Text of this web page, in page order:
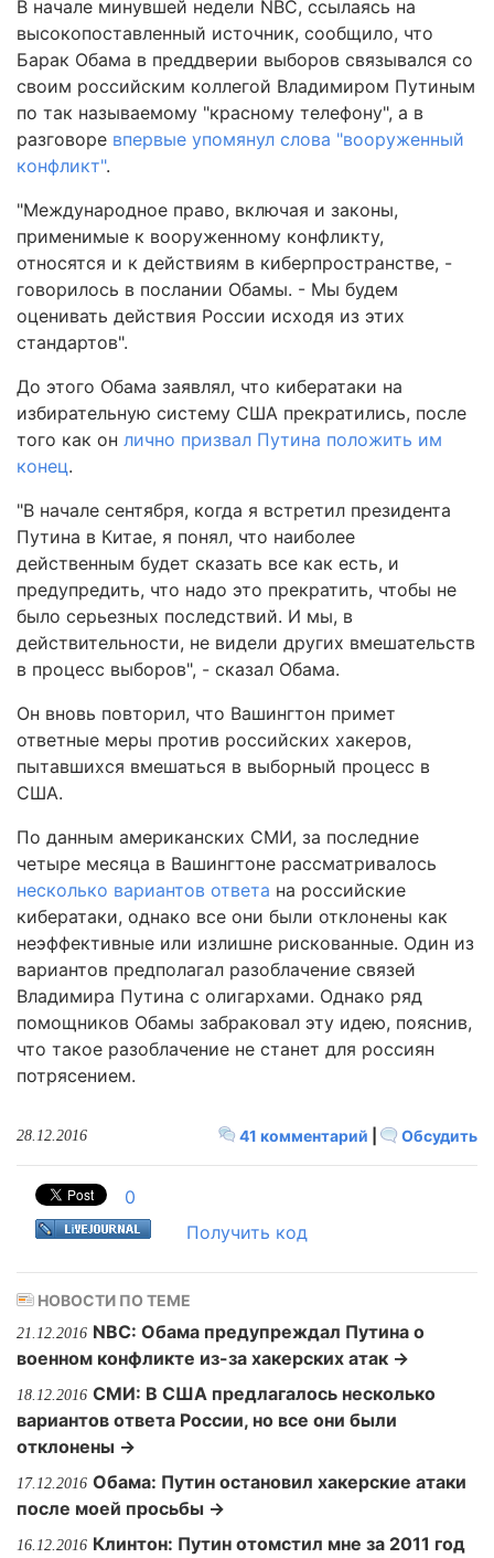
В начале минувшей недели NBC, ссылаясь на
высокопоставленный источник, сообщило, что
Барак Обама в преддверии выборов связывался со
своим российским коллегой Владимиром Путиным
по так называемому "красному телефону", а в
разговоре впервые упомянул слова "вооруженный
конфликт".
"Международное право, включая и законы,
применимые к вооруженному конфликту,
относятся и к действиям в киберпространстве, -
говорилось в послании Обамы. - Мы будем
оценивать действия России исходя из этих
стандартов".
До этого Обама заявлял, что кибератаки на
избирательную систему США прекратились, после
того как он лично призвал Путина положить им
конец.
"В начале сентября, когда я встретил президента
Путина в Китае, я понял, что наиболее
действенным будет сказать все как есть, и
предупредить, что надо это прекратить, чтобы не
было серьезных последствий. И мы, в
действительности, не видели других вмешательств
в процесс выборов", - сказал Обама.
Он вновь повторил, что Вашингтон примет
ответные меры против российских хакеров,
пытавшихся вмешаться в выборный процесс в
США.
По данным американских СМИ, за последние
четыре месяца в Вашингтоне рассматривалось
несколько вариантов ответа на российские
кибератаки, однако все они были отклонены как
неэффективные или излишне рискованные. Один из
вариантов предполагал разоблачение связей
Владимира Путина с олигархами. Однако ряд
помощников Обамы забраковал эту идею, пояснив,
что такое разоблачение не станет для россиян
потрясением.
41 комментарий Обсудить
28.12.2016
0
Получить код
НОВОСТИ ПО ТЕМЕ
21.12.2016 NBC: Обама предупреждал Путина о
военном конфликте из-за хакерских атак →
18.12.2016 СМИ: В США предлагалось несколько
вариантов ответа России, но все они были
отклонены →
17.12.2016 Обама: Путин остановил хакерские атаки
после моей просьбы →
16.12.2016 Клинтон: Путин отомстил мне за 2011 год